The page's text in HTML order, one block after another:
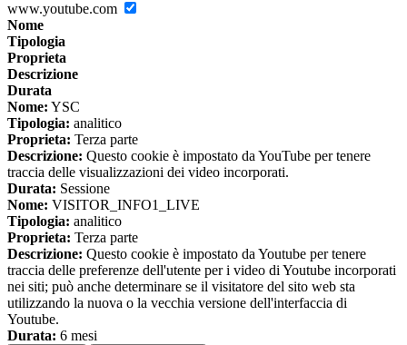
www.youtube.com
Nome
Tipologia
Proprieta
Descrizione
Durata
Nome: YSC
Tipologia: analitico
Proprieta: Terza parte
Descrizione: Questo cookie è impostato da YouTube per tenere
traccia delle visualizzazioni dei video incorporati.
Durata: Sessione
Nome: VISITOR_INFO1_LIVE
Tipologia: analitico
Proprieta: Terza parte
Descrizione: Questo cookie è impostato da Youtube per tenere
traccia delle preferenze dell'utente per i video di Youtube incorporati
nei siti; può anche determinare se il visitatore del sito web sta
utilizzando la nuova o la vecchia versione dell'interfaccia di
Youtube.
Durata: 6 mesi